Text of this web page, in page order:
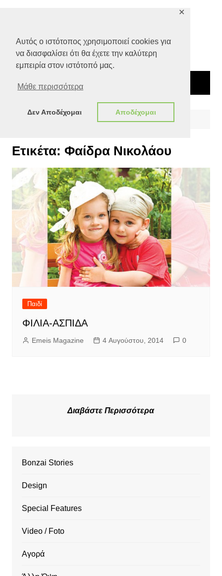
Αυτός ο ιστότοπος χρησιμοποιεί cookies για
να διασφαλίσει ότι θα έχετε την καλύτερη
εμπειρία στον ιστότοπό μας.
Μάθε περισσότερα
Δεν Αποδέχομαι Αποδέχομαι
✕
Φαίδρα Νικολάου
Ετικέτα: Φαίδρα Νικολάου
Παιδί
ΦΙΛΙΑ-ΑΣΠΙΔΑ
Emeis Magazine 4 Αυγούστου, 2014 0
Διαβάστε Περισσότερα
Bonzai Stories
Design
Special Features
Video / Foto
Αγορά